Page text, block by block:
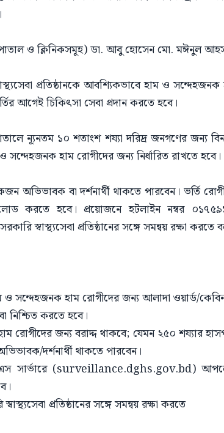
ও ক্লিনিকসমূহ) ডা. আবু হোসেন মো. মঈনুল
প্রতিষ্ঠানকে আবশ্যিকভাবে হাম ও
আগেই চিকিৎসা সেবা প্রদান করতে হবে।
ন্যূনতম ১০ শতাংশ শয্যা দরিদ্র জনগণের জন্য
সন্দেহজনক হাম রোগীদের জন্য নির্ধারিত রাখতে হবে।
অভিভাবক বা দর্শনার্থী থাকতে পারবেন। ভর্তি
হবে। প্রয়োজনে হটলাইন নম্বর
স্বাস্থ্যসেবা প্রতিষ্ঠানের সঙ্গে সমন্বয় রক্ষা করতে
ও সন্দেহজনক হাম রোগীদের জন্য আলাদা ওয়ার্ড/
নিশ্চিত করতে হবে।
রোগীদের জন্য বরাদ্দ থাকবে; যেমন ২৫০ শয্যার
দর্শনার্থী থাকতে পারবেন।
সার্ভারে (surveillance.dghs.gov.bd)
প্রতিষ্ঠানের সঙ্গে সমন্বয় রক্ষা করতে